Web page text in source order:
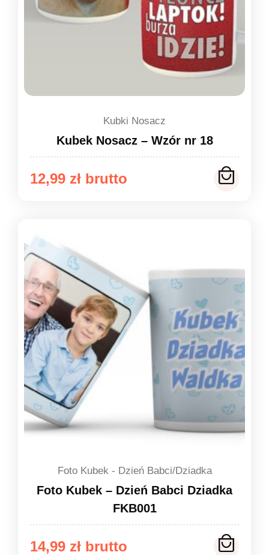
Kubki Nosacz
Kubek Nosacz – Wzór nr 18
12,99 zł
Foto Kubek - Dzień Babci/Dziadka
Foto Kubek – Dzień Babci Dziadka
FKB001
14,99 zł